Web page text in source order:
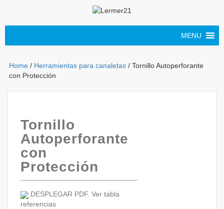
MENU
Home / Herramientas para canaletas / Tornillo Autoperforante
con Protección
Tornillo
Autoperforante
con
Protección
DESPLEGAR PDF. Ver tabla
referencias